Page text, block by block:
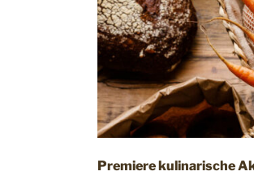
Premiere kulinarische